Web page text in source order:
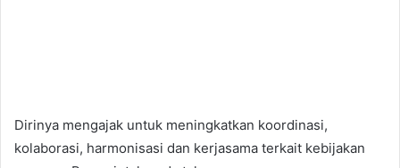
Dirinya mengajak untuk meningkatkan koordinasi,
kolaborasi, harmonisasi dan kerjasama terkait kebijakan